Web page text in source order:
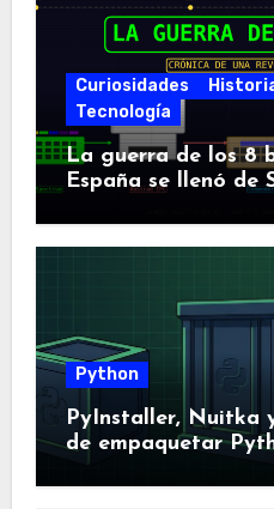
Curiosidades
Tecnología
La guerra de los 8
España se llenó de
Python
PyInstaller, Nuitka
de empaquetar
prueba